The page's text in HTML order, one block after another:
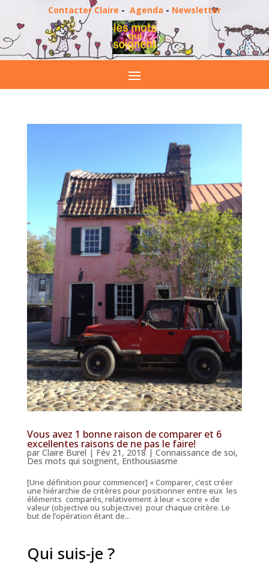
Contacter Claire - Agenda - Newsletter
Vous avez 1 bonne raison de comparer et 6
excellentes raisons de ne pas le faire!
par Claire Burel | Fév 21, 2018| Connaissance de soi,
Des mots qui soignent, Enthousiasme
[Une définition pour commencer] « Comparer, c’est créer
une hiérarchie de critères pour positionner entre eux les
éléments comparés, relativement à leur « score » de
valeur (objective ou subjective) pour chaque critère. Le
but de l’opération étant de...
Qui suis-je ?